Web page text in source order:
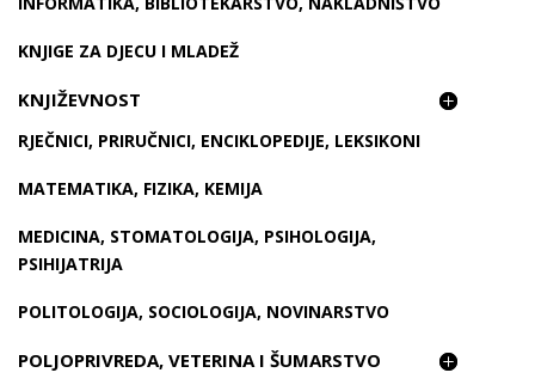
KNJIGE ZA DJECU I MLADEŽ
KNJIŽEVNOST
RJEČNICI, PRIRUČNICI, ENCIKLOPEDIJE, LEKSIKONI
MATEMATIKA, FIZIKA, KEMIJA
MEDICINA, STOMATOLOGIJA, PSIHOLOGIJA,
PSIHIJATRIJA
POLITOLOGIJA, SOCIOLOGIJA, NOVINARSTVO
POLJOPRIVREDA, VETERINA I ŠUMARSTVO